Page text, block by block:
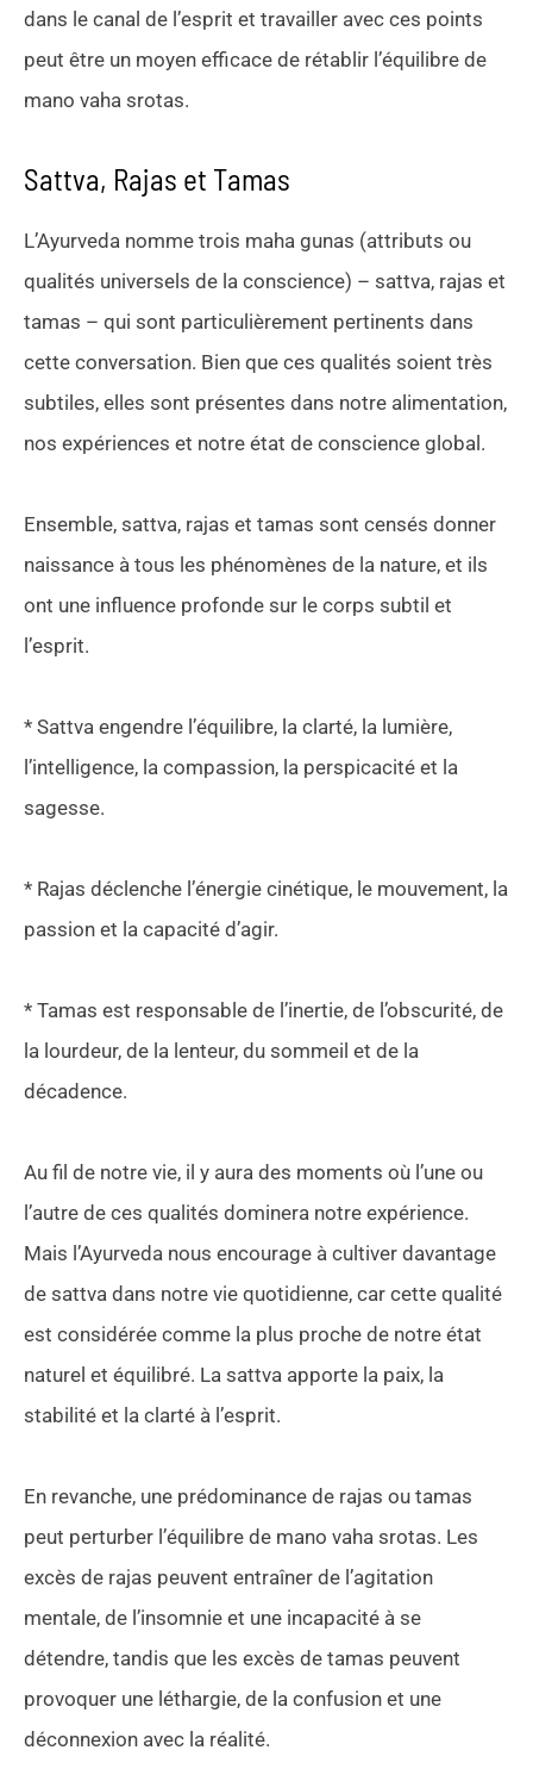
dans le canal de l’esprit et travailler avec ces points
peut être un moyen efficace de rétablir l’équilibre de
mano vaha srotas.
Sattva, Rajas et Tamas
L’Ayurveda nomme trois maha gunas (attributs ou
qualités universels de la conscience) – sattva, rajas et
tamas – qui sont particulièrement pertinents dans
cette conversation. Bien que ces qualités soient très
subtiles, elles sont présentes dans notre alimentation,
nos expériences et notre état de conscience global.
Ensemble, sattva, rajas et tamas sont censés donner
naissance à tous les phénomènes de la nature, et ils
ont une influence profonde sur le corps subtil et
l’esprit.
* Sattva engendre l’équilibre, la clarté, la lumière,
l’intelligence, la compassion, la perspicacité et la
sagesse.
* Rajas déclenche l’énergie cinétique, le mouvement, la
passion et la capacité d’agir.
* Tamas est responsable de l’inertie, de l’obscurité, de
la lourdeur, de la lenteur, du sommeil et de la
décadence.
Au fil de notre vie, il y aura des moments où l’une ou
l’autre de ces qualités dominera notre expérience.
Mais l’Ayurveda nous encourage à cultiver davantage
de sattva dans notre vie quotidienne, car cette qualité
est considérée comme la plus proche de notre état
naturel et équilibré. La sattva apporte la paix, la
stabilité et la clarté à l’esprit.
En revanche, une prédominance de rajas ou tamas
peut perturber l’équilibre de mano vaha srotas. Les
excès de rajas peuvent entraîner de l’agitation
mentale, de l’insomnie et une incapacité à se
détendre, tandis que les excès de tamas peuvent
provoquer une léthargie, de la confusion et une
déconnexion avec la réalité.